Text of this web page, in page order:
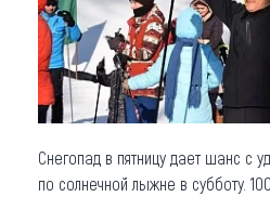
Другие рубрики
Снегопад в пятницу дает шанс с
по солнечной лыжне в субботу.